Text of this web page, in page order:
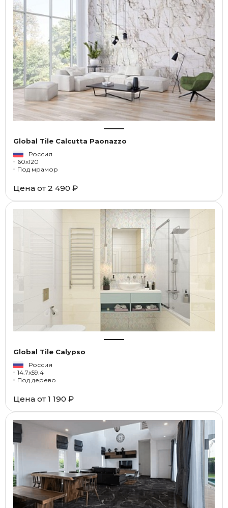
Global Tile Calcutta Paonazzo
Россия
60x120
Под мрамор
Цена от 2 490 ₽
Global Tile Calypso
Россия
14.7x59.4
Под дерево
Цена от 1 190 ₽